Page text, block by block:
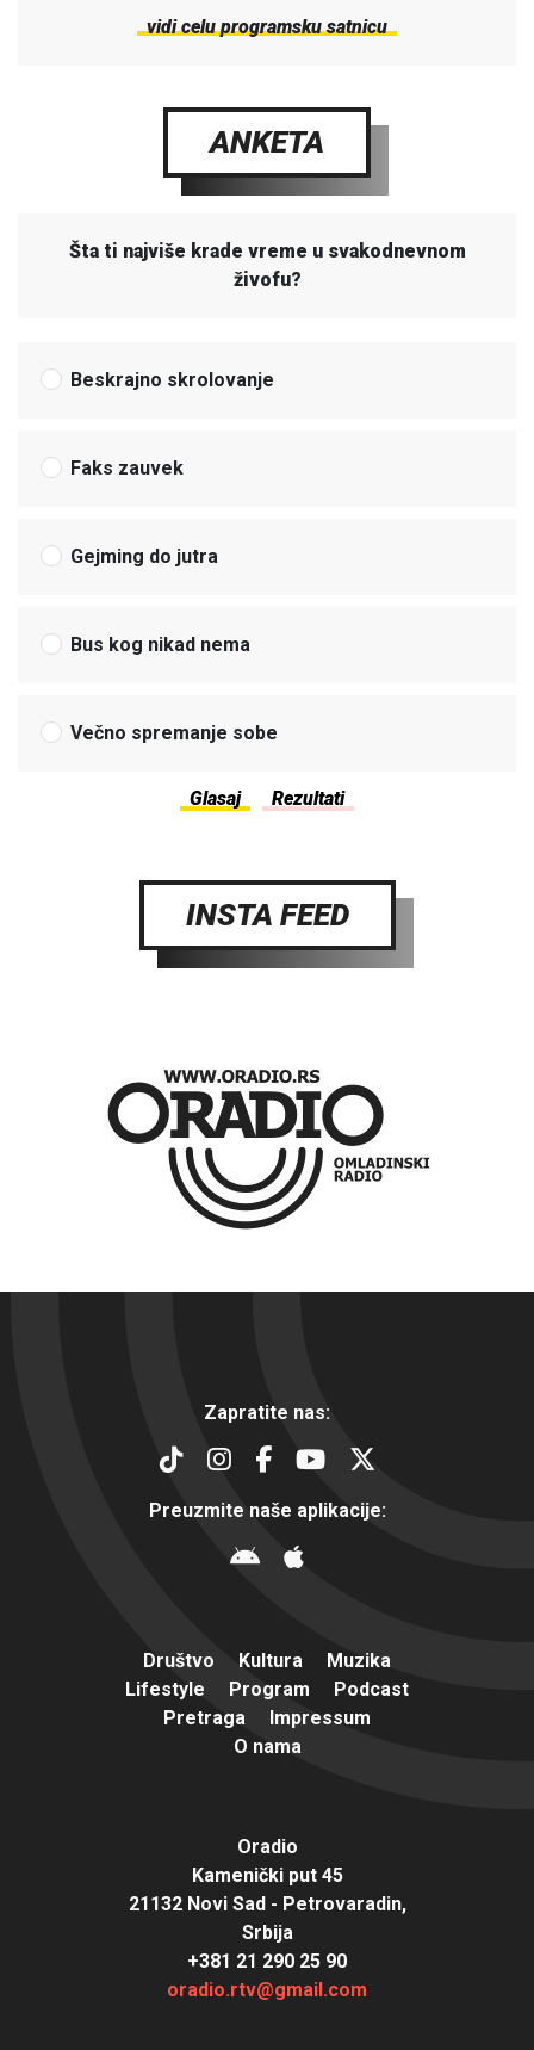
vidi celu programsku satnicu
ANKETA
Šta ti najviše krade vreme u svakodnevnom
živofu?
Beskrajno skrolovanje
Faks zauvek
Gejming do jutra
Bus kog nikad nema
Večno spremanje sobe
INSTA FEED
Zapratite nas:
Preuzmite naše aplikacije:
Društvo Kultura
Muzika
Lifestyle
Program
Podcast
Pretraga
Impressum
O nama
Oradio
Kamenički put 45
21132 Novi Sad - Petrovaradin,
Srbija
+381 21 290 25 90
oradio.rtv@gmail.com